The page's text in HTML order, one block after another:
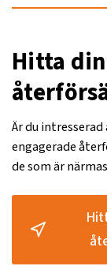
Hitta
Är du
engagerade
de som är